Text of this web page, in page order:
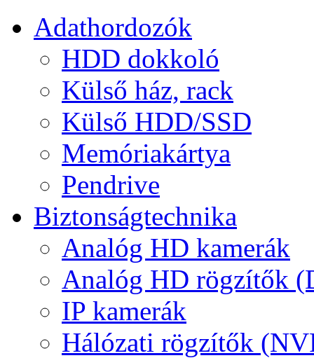
Adathordozók
HDD dokkoló
Külső ház, rack
Külső HDD/SSD
Memóriakártya
Pendrive
Biztonságtechnika
Analóg HD kamerák
Analóg HD rögzítők
IP kamerák
Hálózati rögzítők